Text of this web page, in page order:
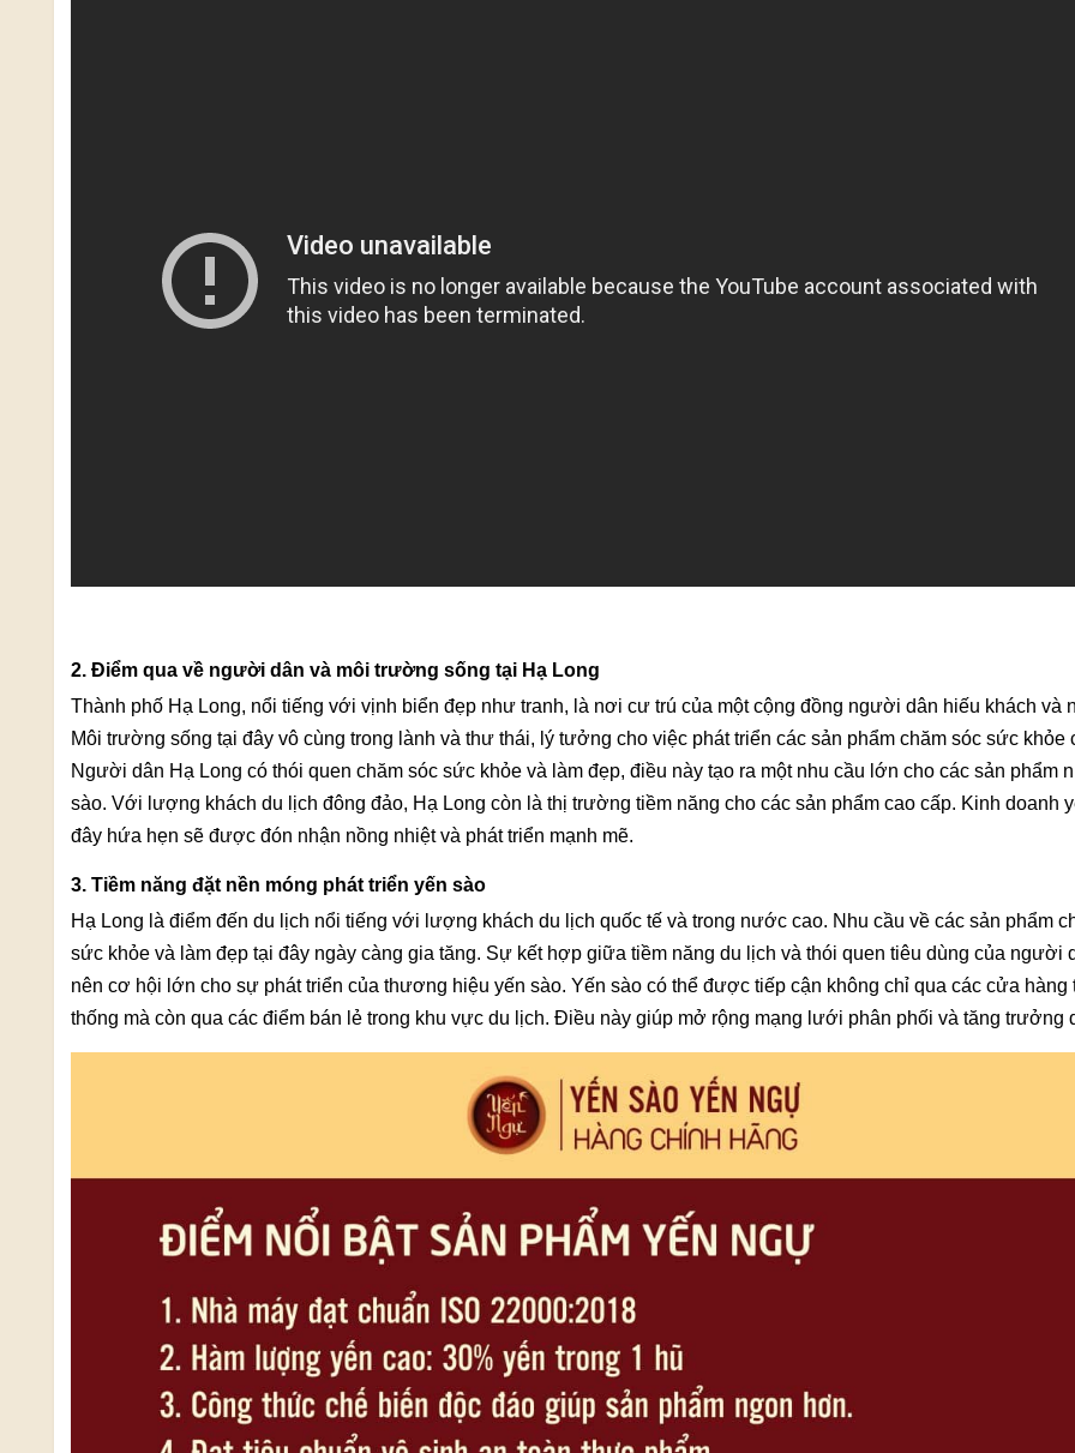
2. Điểm qua về người dân và môi trường sống tại Hạ Long
Thành phố Hạ Long, nổi tiếng với vịnh biển đẹp như tranh, là nơi cư trú của một cộng đồng người dân hiếu khách và
Môi trường sống tại đây vô cùng trong lành và thư thái, lý tưởng cho việc phát triển các sản phẩm chăm sóc sức khỏe
Người dân Hạ Long có thói quen chăm sóc sức khỏe và làm đẹp, điều này tạo ra một nhu cầu lớn cho các sản phẩm
sào. Với lượng khách du lịch đông đảo, Hạ Long còn là thị trường tiềm năng cho các sản phẩm cao cấp. Kinh doanh
đây hứa hẹn sẽ được đón nhận nồng nhiệt và phát triển mạnh mẽ.
3. Tiềm năng đặt nền móng phát triển yến sào
Hạ Long là điểm đến du lịch nổi tiếng với lượng khách du lịch quốc tế và trong nước cao. Nhu cầu về các sản phẩm
sức khỏe và làm đẹp tại đây ngày càng gia tăng. Sự kết hợp giữa tiềm năng du lịch và thói quen tiêu dùng của người
nên cơ hội lớn cho sự phát triển của thương hiệu yến sào. Yến sào có thể được tiếp cận không chỉ qua các cửa hàng
thống mà còn qua các điểm bán lẻ trong khu vực du lịch. Điều này giúp mở rộng mạng lưới phân phối và tăng trưởng